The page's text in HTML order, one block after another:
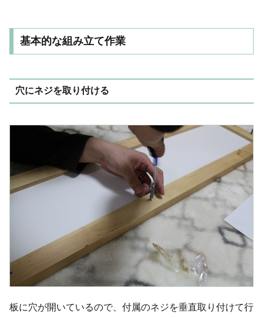
基本的な組み立て作業
穴にネジを取り付ける
板に穴が開いているので、付属のネジを垂直取り付けて行